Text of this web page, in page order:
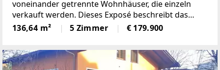
voneinander getrennte Wohnhäuser, die einzeln
verkauft werden. Dieses Exposé beschreibt das
straßenseitig gelegene Haus, das in den 1990er-
Jahren für die Tochter der Eigentümer errichtet,
136,64 m² 5 Zimmer € 179.900